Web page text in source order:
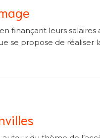
finançant leurs salaires
se propose de réaliser